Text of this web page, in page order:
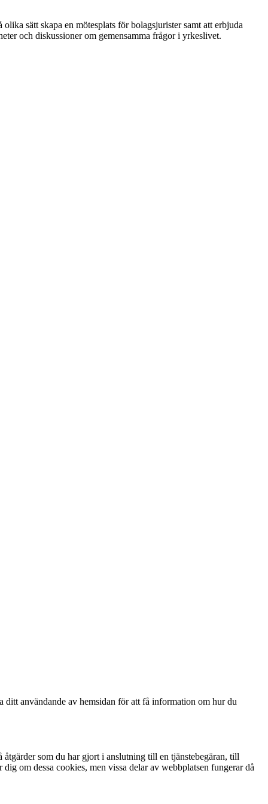
sätt skapa en mötesplats för bolagsjurister samt att erbjuda
och diskussioner om gemensamma frågor i yrkeslivet.
användande av hemsidan för att få information om hur du
som du har gjort i anslutning till en tjänstebegäran, till
om dessa cookies, men vissa delar av webbplatsen fungerar då